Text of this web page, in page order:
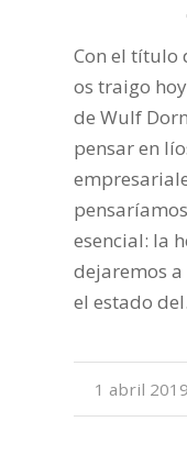
Con el título
os traigo
de Wulf
pensar en
esencial: la
dejaremos
el estado
1 abril 2019
/